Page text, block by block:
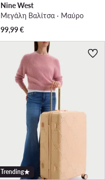
Nine West
Μεγάλη Βαλίτσα · Μαύρο
99,99€
Trending